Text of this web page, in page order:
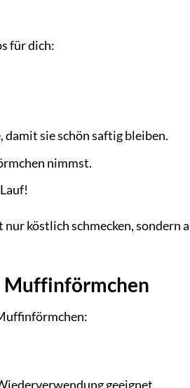
für dich:
damit sie schön saftig bleiben.
nimmst.
köstlich schmecken, sondern
Muffinförmchen
geeignet.